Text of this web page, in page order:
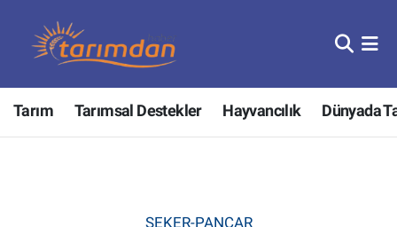
Tarım Tarımsal Destekler Hayvancılık Dünyada
ŞEKER-PANCAR
Tarım
Hayvancılık
Nöbetçi Eczaneler
Hava Durumu